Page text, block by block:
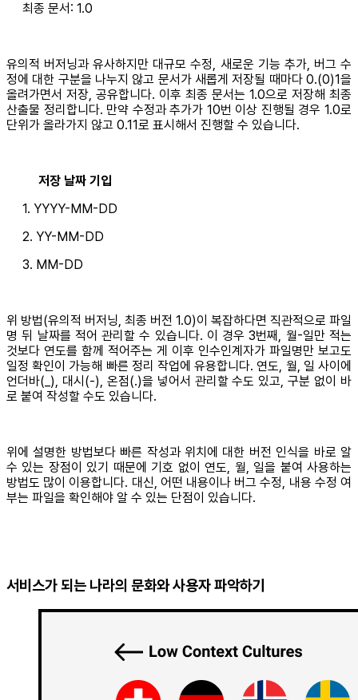
최종 문서: 1.0
유의적 버저닝과 유사하지만 대규모 수정, 새로운 기능 추가, 버그 수
정에 대한 구분을 나누지 않고 문서가 새롭게 저장될 때마다 0.(0)1을
올려가면서 저장, 공유합니다. 이후 최종 문서는 1.0으로 저장해 최종
산출물 정리합니다. 만약 수정과 추가가 10번 이상 진행될 경우 1.0로
단위가 올라가지 않고 0.11로 표시해서 진행할 수 있습니다.
저장 날짜 기입
1. YYYY-MM-DD
2. YY-MM-DD
3. MM-DD
위 방법(유의적 버저닝, 최종 버전 1.0)이 복잡하다면 직관적으로 파일
명 뒤 날짜를 적어 관리할 수 있습니다. 이 경우 3번째, 월-일만 적는
것보다 연도를 함께 적어주는 게 이후 인수인계자가 파일명만 보고도
일정 확인이 가능해 빠른 정리 작업에 유용합니다. 연도, 월, 일 사이에
언더바(_), 대시(-), 온점(.)을 넣어서 관리할 수도 있고, 구분 없이 바
로 붙여 작성할 수도 있습니다.
위에 설명한 방법보다 빠른 작성과 위치에 대한 버전 인식을 바로 알
수 있는 장점이 있기 때문에 기호 없이 연도, 월, 일을 붙여 사용하는
방법도 많이 이용합니다. 대신, 어떤 내용이나 버그 수정, 내용 수정 여
부는 파일을 확인해야 알 수 있는 단점이 있습니다.
서비스가 되는 나라의 문화와 사용자 파악하기